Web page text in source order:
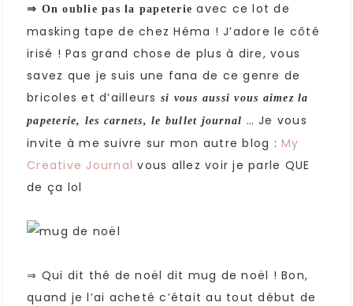
⇒ On oublie pas la papeterie avec ce lot de
masking tape de chez Héma ! J’adore le côté
irisé ! Pas grand chose de plus à dire, vous
savez que je suis une fana de ce genre de
bricoles et d’ailleurs si vous aussi vous aimez la
papeterie, les carnets, le bullet journal … Je vous
invite à me suivre sur mon autre blog : My
Creative Journal vous allez voir je parle QUE
de ça lol
⇒ Qui dit thé de noël dit mug de noël ! Bon,
quand je l’ai acheté c’était au tout début de